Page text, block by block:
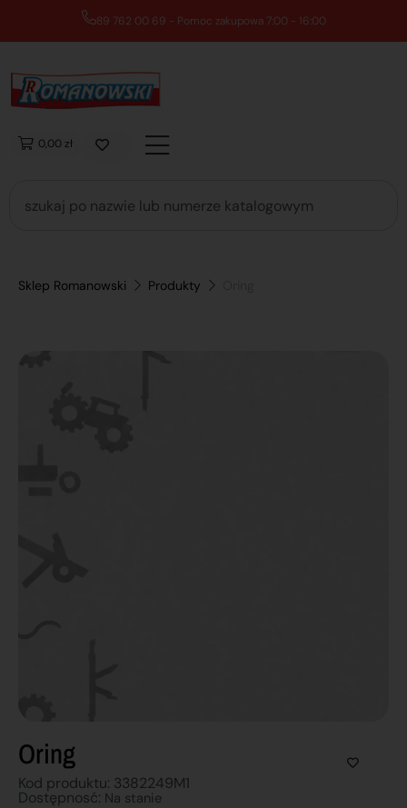
89 762 00 69 - Pomoc zakupowa 7:00 - 16:00
0,00 zł
Sklep Romanowski Produkty
Oring
Kod produktu: 3382249M1
Dostępnosć: Na stanie